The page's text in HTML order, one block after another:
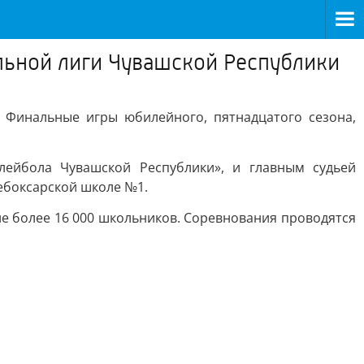
лиги Чувашской Республики
игры юбилейного, пятнадцатого сезона,
Чувашской Республики», и главным судьей
школе №1.
16 000 школьников. Соревнования проводятся